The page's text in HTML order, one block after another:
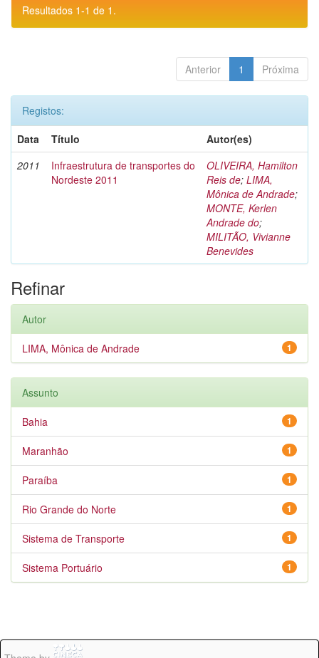
Resultados 1-1 de 1.
Anterior 1 Próxima
Registos:
Data
Título
Autor(es)
2011
Infraestrutura de transportes do
Nordeste 2011
OLIVEIRA, Hamilton
Reis de; LIMA,
Mônica de Andrade;
MONTE, Kerlen
Andrade do;
MILITÃO, Vivianne
Benevides
Refinar
Autor
1
LIMA, Mônica de Andrade
Assunto
1
Bahia
1
Maranhão
1
Paraíba
1
Rio Grande do Norte
1
Sistema de Transporte
1
Sistema Portuário